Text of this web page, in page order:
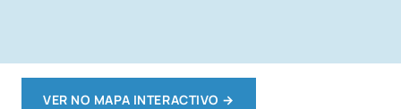
VER NO MAPA INTERACTIVO →